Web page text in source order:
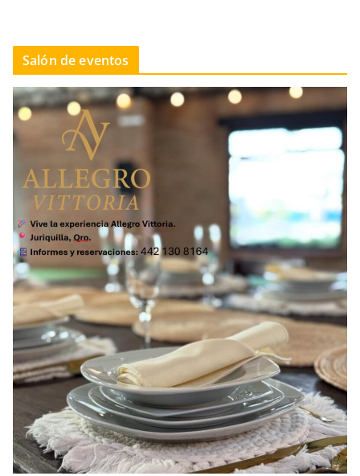
Salón de eventos